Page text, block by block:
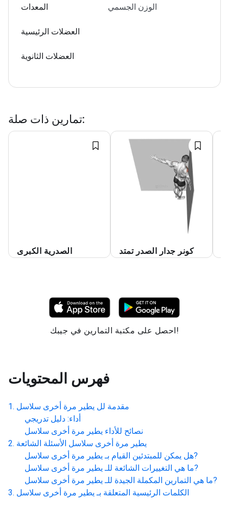
المعدات الوزن الجسمي
العضلات الرئيسية
العضلات الثانوية
تمارين ذات صلة:
الصدرية الكبرى
كونر جدار الصدر تمتد
احصل على مكتبة التمارين في جيبك!
فهرس المحتويات
مقدمة لل يطير مرة أخرى سلاسل
أداء: دليل تدريجي
نصائح للأداء يطير مرة أخرى سلاسل
يطير مرة أخرى سلاسل الأسئلة الشائعة
هل يمكن للمبتدئين القيام بـ يطير مرة أخرى سلاسل
?
ما هي التغييرات الشائعة للـ يطير مرة أخرى سلاسل
?
ما هي التمارين المكملة الجيدة للـ يطير مرة أخرى سلاسل
?
الكلمات الرئيسية المتعلقة بـ يطير مرة أخرى سلاسل